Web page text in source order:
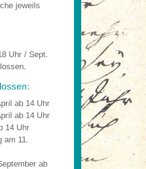
jeweils
Uhr / Sept.
ab 14 Uhr
ab 14 Uhr
14 Uhr
am 11.
ab